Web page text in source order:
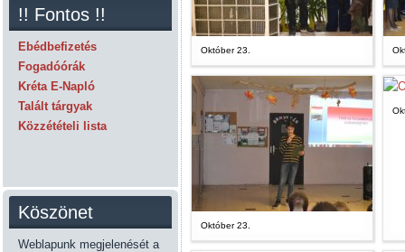
!! Fontos !!
Ebédbefizetés
Fogadóórák
Kréta E-Napló
Talált tárgyak
Közzétételi lista
Köszönet
Weblapunk megjelenését a
Október 23.
Október 23.